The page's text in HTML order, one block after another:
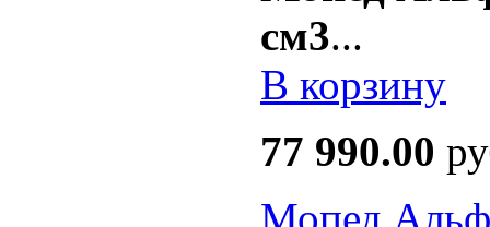
см3...
В корзину
77 990.00
Мопед